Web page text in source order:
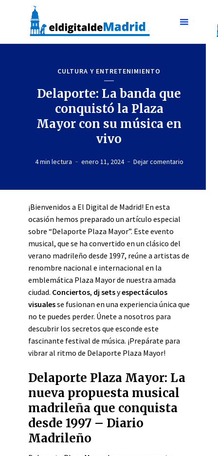
CULTURA Y ENTRETENIMIENTO
Delaporte: La banda que
conquistó la Plaza
Mayor con su música en
vivo
4 min lectura enero 11, 2024 Dejar comentario
¡Bienvenidos a El Digital de Madrid! En esta
ocasión hemos preparado un artículo especial
sobre “Delaporte Plaza Mayor”. Este evento
musical, que se ha convertido en un clásico del
verano madrileño desde 1997, reúne a artistas de
renombre nacional e internacional en la
emblemática Plaza Mayor de nuestra amada
ciudad. Conciertos, dj setsyespectáculos
visualesse fusionan en una experiencia única que
no te puedes perder. Únete a nosotros para
descubrir los secretos que esconde este
fascinante festival de música. ¡Prepárate para
vibrar al ritmo de Delaporte Plaza Mayor!
Delaporte Plaza Mayor: La
nueva propuesta musical
madrileña que conquista
desde 1997 – Diario
Madrileño